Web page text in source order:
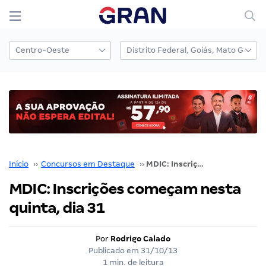
Início ›› Concursos em Destaque ›› MDIC: Inscrições começam nesta quinta, dia 31
MDIC: Inscrições começam nesta
quinta, dia 31
Por Rodrigo Calado
Publicado em 31/10/13
1 min. de leitura